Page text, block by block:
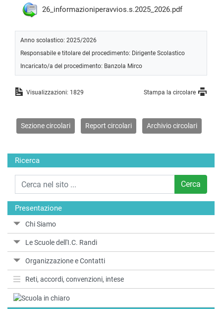
Ricerca
Cerca
Presentazione
Chi Siamo
Le Scuole dell'I.C. Randi
Organizzazione e Contatti
Reti, accordi, convenzioni, intese
26_informazioniperavvios.s.2025_2026.pdf
Anno scolastico: 2025/2026
Responsabile e titolare del procedimento: Dirigente Scolastico
Incaricato/a del procedimento: Banzola Mirco
Visualizzazioni: 1829 Stampa la circolare
Sezione circolari Report circolari Archivio circolari